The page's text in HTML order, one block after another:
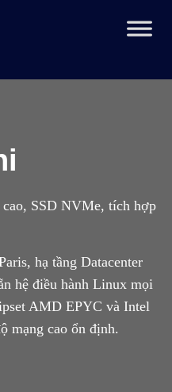
SSD NVMe, tích hợp
hạ tầng Datacenter
hệ điều hành Linux mọi
AMD EPYC và Intel
mạng cao ổn định.